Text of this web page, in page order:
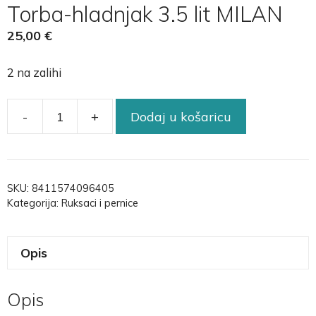
Torba-hladnjak 3.5 lit MILAN
25,00 €
2 na zalihi
- + Dodaj u košaricu
SKU: 8411574096405
Kategorija: Ruksaci i pernice
Opis
Opis